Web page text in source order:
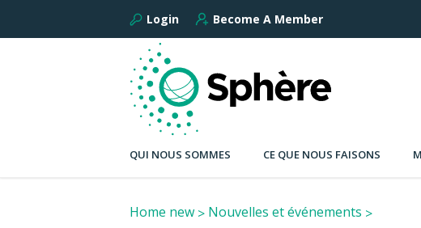
Login Become A Member
QUI NOUS SOMMES CE QUE NOUS FAISONS
Home new Nouvelles et événements